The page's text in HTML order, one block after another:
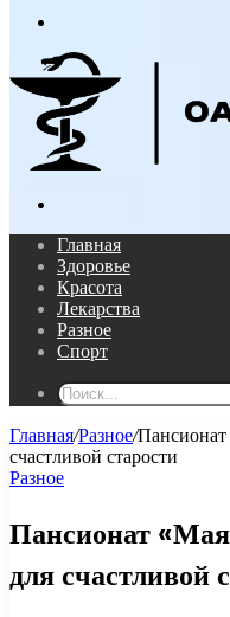
Главная
Здоровье
Красота
Лекарства
Разное
Спорт
Главная/Разное/
счастливой старости
Разное
Пансионат
для счастливой